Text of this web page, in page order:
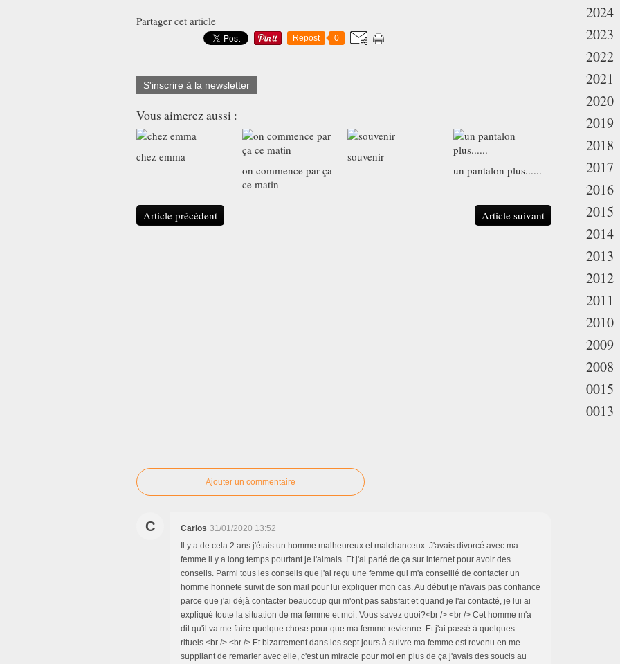
Partager cet article
Repost 0
S'inscrire à la newsletter
Vous aimerez aussi :
chez emma
on commence par ça
ce matin
souvenir
un pantalon plus......
Article précédent Article suivant
Ajouter un commentaire
C Carlos 31/01/2020 13:52
Il y a de cela 2 ans j'étais un homme malheureux et malchanceux. J'avais divorcé avec ma
femme il y a long temps pourtant je l'aimais. Et j'ai parlé de ça sur internet pour avoir des
conseils. Parmi tous les conseils que j'ai reçu une femme qui m'a conseillé de contacter un
homme honnete suivit de son mail pour lui expliquer mon cas. Au début je n'avais pas confiance
parce que j'ai déjà contacter beaucoup qui m'ont pas satisfait et quand je l'ai contacté, je lui ai
expliqué toute la situation de ma femme et moi. Vous savez quoi?<br /> <br /> Cet homme m'a
dit qu'il va me faire quelque chose pour que ma femme revienne. Et j'ai passé à quelques
rituels.<br /> <br /> Et bizarrement dans les sept jours à suivre ma femme est revenu en me
suppliant de remarier avec elle, c'est un miracle pour moi en plus de ça j'avais des soucis au
2024
2023
2022
2021
2020
2019
2018
2017
2016
2015
2014
2013
2012
2011
2010
2009
2008
0015
0013